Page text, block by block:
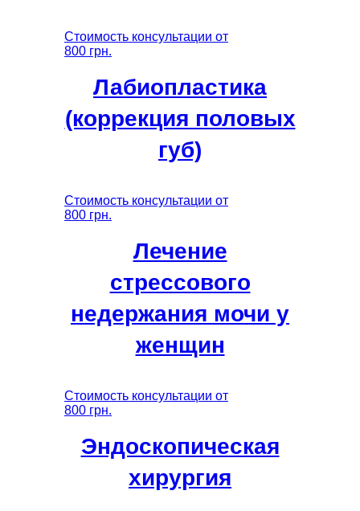
Стоимость консультации от
800 грн.
Лабиопластика
(коррекция половых
губ)
Стоимость консультации от
800 грн.
Лечение
стрессового
недержания мочи у
женщин
Стоимость консультации от
800 грн.
Эндоскопическая
хирургия